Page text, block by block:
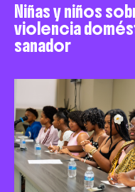
Niñas y niños
violencia
sanador